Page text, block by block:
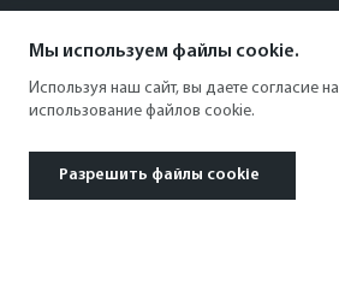
+7 (495) 797-69-70
Мы используем файлы cookie.
Используя наш сайт, вы даете согласие на
использование файлов cookie.
Разрешить файлы cookie